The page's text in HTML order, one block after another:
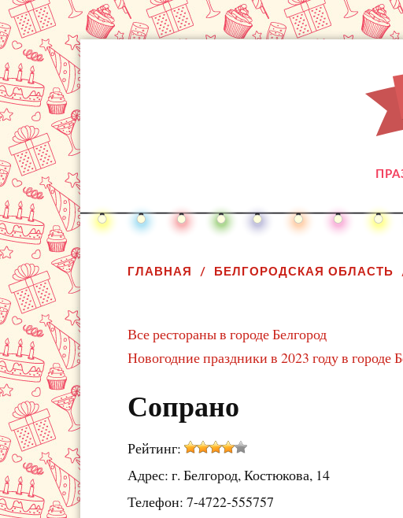
ГЛАВНАЯ БЕЛГОРОДСКАЯ ОБЛАСТЬ
Все рестораны в городе Белгород
Новогодние праздники в 2023 году в городе
Сопрано
Рейтинг:
Адрес: г. Белгород, Костюкова, 14
Телефон: 7-4722-555757